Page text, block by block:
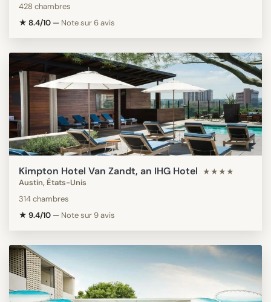
428 chambres
★ 8.4/10 — Note sur 6 avis
Kimpton Hotel Van Zandt, an IHG Hotel ★★★★
Austin, États-Unis
314 chambres
★ 9.4/10 — Note sur 9 avis